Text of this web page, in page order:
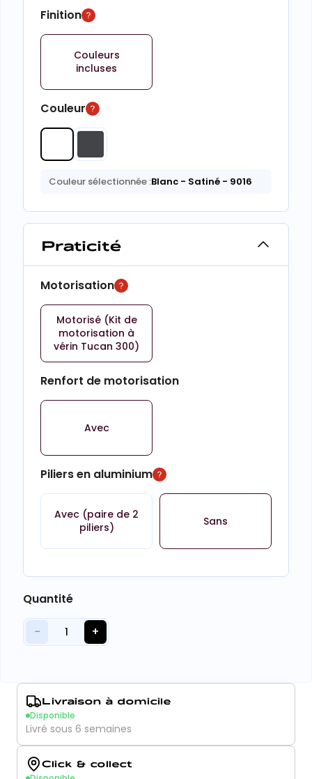
Finition
Couleurs
incluses
Couleur
Couleur sélectionnée :Blanc - Satiné - 9016
Praticité
Motorisation
Motorisé (Kit de
motorisation à
vérin Tucan 300)
Renfort de motorisation
Avec
Piliers en aluminium
Avec (paire de 2
piliers)
Sans
Quantité
− 1 +
Livraison à domicile
Disponible
Livré sous 6 semaines
Click & collect